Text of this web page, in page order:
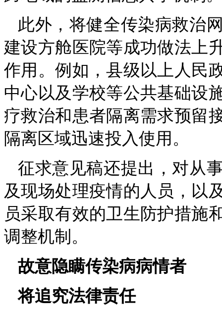
此外，将健全传染病救治
建设方舱医院等成功做法上
作用。例如，县级以上人民
中心以及学校等公共基础设
疗救治和患者隔离需求预留
隔离区域迅速投入使用。
征求意见稿还提出，对从
及现场处理疫情的人员，以
员采取有效的卫生防护措施
调整机制。
故意隐瞒传染病病情者
将追究法律责任